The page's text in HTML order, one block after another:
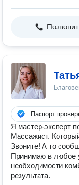
Паспорт
Я мастер-эксперт
Массажист.
Звоните! А то
Принимаю в любое
необходимости
результата.